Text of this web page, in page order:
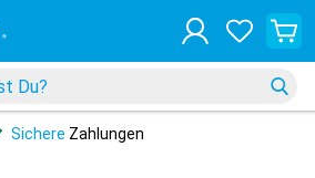
Sichere Zahlungen